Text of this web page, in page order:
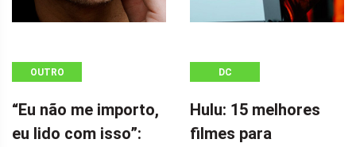
OUTRO
“Eu não me importo,
eu lido com isso”:
DC
Hulu: 15 melhores
filmes para